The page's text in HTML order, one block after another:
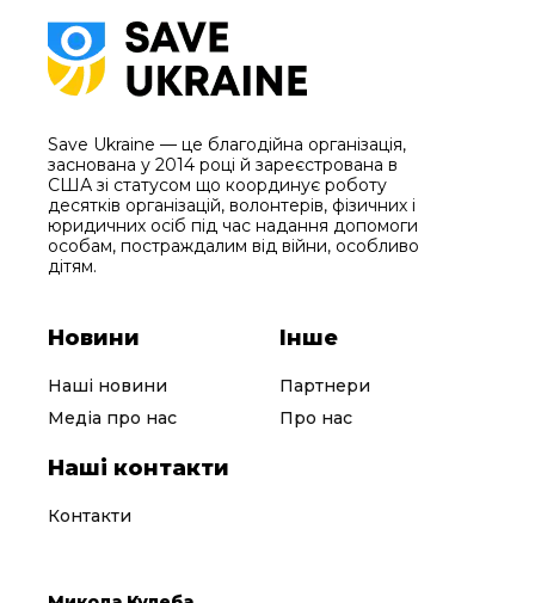
Save Ukraine — це благодійна організація,
заснована у 2014 році й зареєстрована в
США зі статусом що координує роботу
десятків організацій, волонтерів, фізичних і
юридичних осіб під час надання допомоги
особам, постраждалим від війни, особливо
дітям.
Новини
Наші новини
Медіа про нас
Інше
Партнери
Про нас
Наші контакти
Контакти